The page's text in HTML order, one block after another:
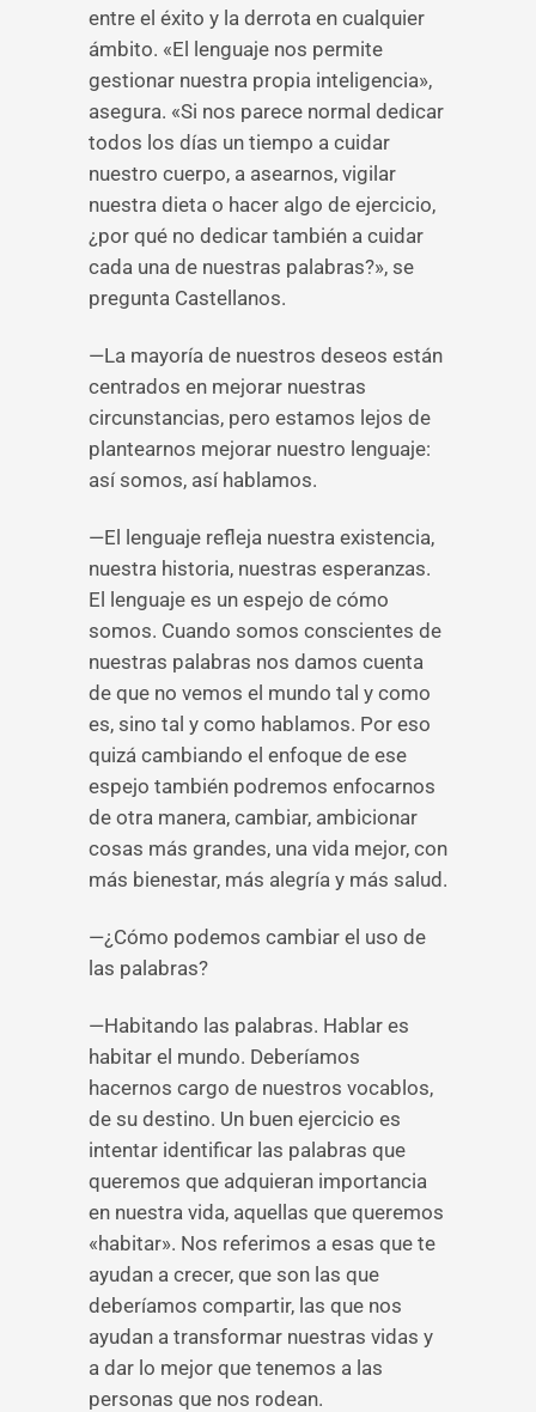
entre el éxito y la derrota en cualquier
ámbito. «El lenguaje nos permite
gestionar nuestra propia inteligencia»,
asegura. «Si nos parece normal dedicar
todos los días un tiempo a cuidar
nuestro cuerpo, a asearnos, vigilar
nuestra dieta o hacer algo de ejercicio,
¿por qué no dedicar también a cuidar
cada una de nuestras palabras?», se
pregunta Castellanos.
—La mayoría de nuestros deseos están
centrados en mejorar nuestras
circunstancias, pero estamos lejos de
plantearnos mejorar nuestro lenguaje:
así somos, así hablamos.
—El lenguaje refleja nuestra existencia,
nuestra historia, nuestras esperanzas.
El lenguaje es un espejo de cómo
somos. Cuando somos conscientes de
nuestras palabras nos damos cuenta
de que no vemos el mundo tal y como
es, sino tal y como hablamos. Por eso
quizá cambiando el enfoque de ese
espejo también podremos enfocarnos
de otra manera, cambiar, ambicionar
cosas más grandes, una vida mejor, con
más bienestar, más alegría y más salud.
—¿Cómo podemos cambiar el uso de
las palabras?
—Habitando las palabras. Hablar es
habitar el mundo. Deberíamos
hacernos cargo de nuestros vocablos,
de su destino. Un buen ejercicio es
intentar identificar las palabras que
queremos que adquieran importancia
en nuestra vida, aquellas que queremos
«habitar». Nos referimos a esas que te
ayudan a crecer, que son las que
deberíamos compartir, las que nos
ayudan a transformar nuestras vidas y
a dar lo mejor que tenemos a las
personas que nos rodean.